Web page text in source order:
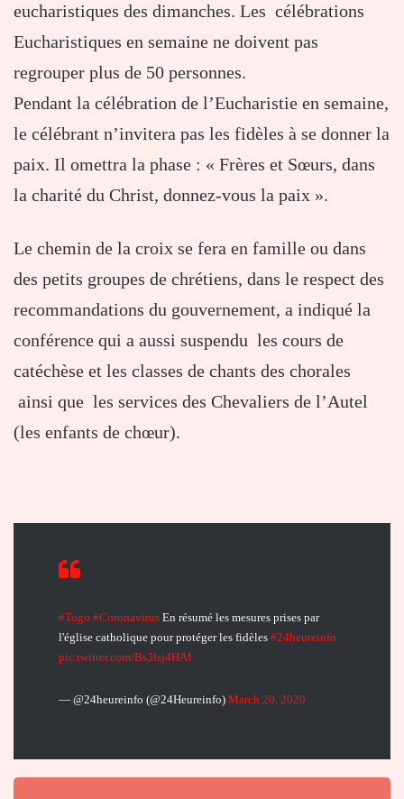
eucharistiques des dimanches. Les célébrations
Eucharistiques en semaine ne doivent pas
regrouper plus de 50 personnes.
Pendant la célébration de l’Eucharistie en semaine,
le célébrant n’invitera pas les fidèles à se donner la
paix. Il omettra la phase : « Frères et Sœurs, dans
la charité du Christ, donnez-vous la paix ».
Le chemin de la croix se fera en famille ou dans
des petits groupes de chrétiens, dans le respect des
recommandations du gouvernement, a indiqué la
conférence qui a aussi suspendu les cours de
catéchèse et les classes de chants des chorales
ainsi que les services des Chevaliers de l’Autel
(les enfants de chœur).
#Togo #Coronavirus En résumé les mesures prises par
l'église catholique pour protéger les fidèles #24heureinfo
pic.twitter.com/Bs3lsj4HAI
— @24heureinfo (@24Heureinfo) March 20, 2020